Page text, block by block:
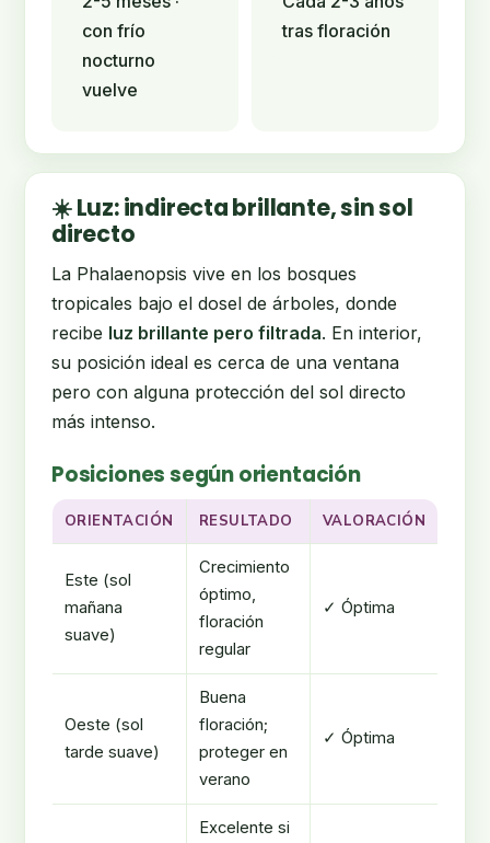
con frío
nocturno
vuelve
tras floración
☀️ Luz: indirecta brillante, sin sol
directo
La Phalaenopsis vive en los bosques
tropicales bajo el dosel de árboles, donde
recibe luz brillante pero filtrada. En interior,
su posición ideal es cerca de una ventana
pero con alguna protección del sol directo
más intenso.
Posiciones según orientación
ORIENTACIÓN RESULTADO VALORACIÓN
Este (sol
mañana
suave)
Crecimiento
óptimo,
floración
regular
✓ Óptima
Oeste (sol
tarde suave)
Buena
floración;
proteger en
verano
✓ Óptima
Excelente si